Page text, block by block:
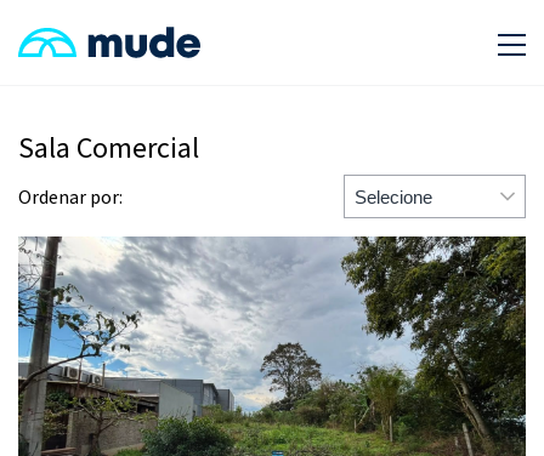
Sala Comercial
Ordenar por: Selecione
Valor
Recentes
Dormitórios
Área